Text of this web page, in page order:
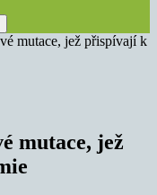
mutace, jež přispívají k
mutace, jež